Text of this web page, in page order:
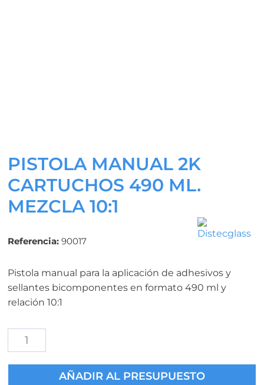
PISTOLA MANUAL 2K
CARTUCHOS 490 ML.
MEZCLA 10:1
Referencia: 90017
Pistola manual para la aplicación de adhesivos y
sellantes bicomponentes en formato 490 ml y
relación 10:1
Pistola
Manual
2k
AÑADIR AL PRESUPUESTO